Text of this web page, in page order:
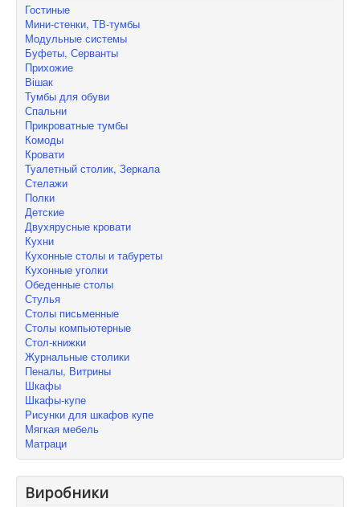
Гостиные
Мини-стенки, ТВ-тумбы
Модульные системы
Буфеты, Серванты
Прихожие
Вішак
Тумбы для обуви
Спальни
Прикроватные тумбы
Комоды
Кровати
Туалетный столик, Зеркала
Стелажи
Полки
Детские
Двухярусные кровати
Кухни
Кухонные столы и табуреты
Кухонные уголки
Обеденные столы
Стулья
Столы письменные
Столы компьютерные
Стол-книжки
Журнальные столики
Пеналы, Витрины
Шкафы
Шкафы-купе
Рисунки для шкафов купе
Мягкая мебель
Матраци
Виробники